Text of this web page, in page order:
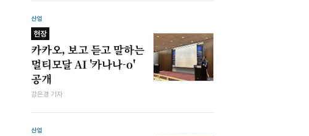
산업
현장
카카오, 보고 듣고 말하는
멀티모달 AI '카나나-o'
공개
강은경 기자
산업